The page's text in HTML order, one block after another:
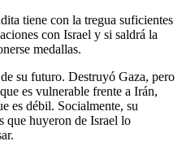
tiene con la tregua suficientes
con Israel y si saldrá la
medallas.
su futuro. Destruyó Gaza, pero
es vulnerable frente a Irán,
es débil. Socialmente, su
que huyeron de Israel lo